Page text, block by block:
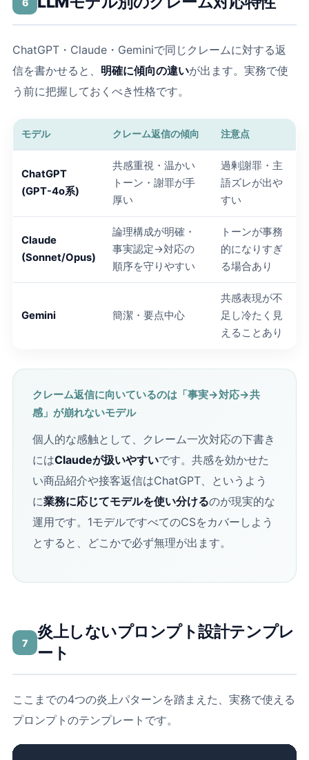
ChatGPT・Claude・Geminiで同じクレームに対する返
信を書かせると、 明確に傾向の違いが出ます。実務で使
う前に把握しておくべき性格です。
モデル クレーム返信の傾向 注意点
ChatGPT
(GPT-4o系)
共感重視・温かい
トーン・謝罪が手
厚い
過剰謝罪・主
語ズレが出や
すい
Claude
(Sonnet/Opus)
論理構成が明確・
事実認定→対応の
順序を守りやすい
トーンが事務
的になりすぎ
る場合あり
Gemini 簡潔・要点中心
共感表現が不
足し冷たく見
えることあり
クレーム返信に向いているのは「事実→対応→共
感」が崩れないモデル
個人的な感触として、クレーム一次対応の下書き
にはClaudeが扱いやすいです。共感を効かせた
い商品紹介や接客返信はChatGPT、というよう
に業務に応じてモデルを使い分けるのが現実的な
運用です。1モデルですべてのCSをカバーしよう
とすると、どこかで必ず無理が出ます。
7
炎上しないプロンプト設計テンプレ
ート
ここまでの4つの炎上パターンを踏まえた、実務で使える
プロンプトのテンプレートです。